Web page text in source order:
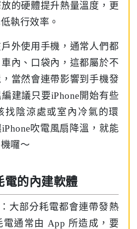
的硬體提升熱量溫度，更
執行效率。
外使用手機，通常人們都
內、口袋內，這都屬於不
當然會連帶影響到手機發
建議只要iPhone開始有些
找陰涼處或室內冷氣的環
吹電風扇降溫，就能
囉～
電的內建軟體
：大部分耗電都會連帶發熱
電通常由 App 所造成，要